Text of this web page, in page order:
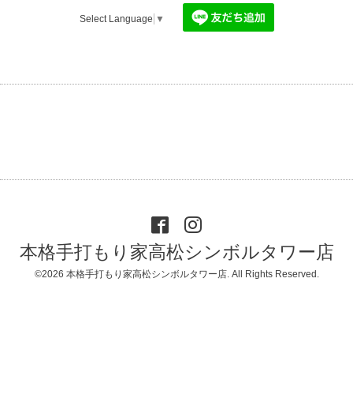
Select Language ▼
本格手打もり家高松シンボルタワー店
©2026 本格手打もり家高松シンボルタワー店. All Rights Reserved.